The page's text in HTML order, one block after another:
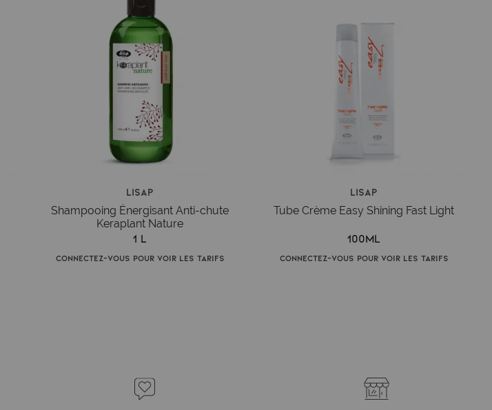
Lisap
Shampooing Énergisant Anti-chute
Keraplant Nature
1 L
Connectez-vous pour voir les tarifs
Lisap
Tube Crème Easy Shining Fast Light
100ml
Connectez-vous pour voir les tarifs